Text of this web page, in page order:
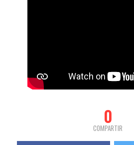
0
COMPARTIR